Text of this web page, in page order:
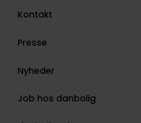
Kontakt
Presse
Nyheder
Job hos danbolig